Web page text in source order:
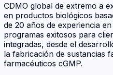
CDMO global de extremo a
en productos biológicos
de 20 años de experiencia
programas exitosos para
integradas, desde el
la fabricación de sustancias
farmacéuticos cGMP.